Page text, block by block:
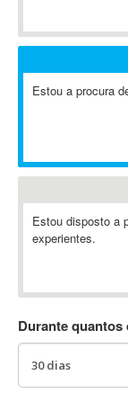
Abaqus
ABIS
Ableton Push
Abstract
Abstract Window
Absynth
AC3
AccountMate
ACDSee
ACID Pro
Estou a procura
Estou disposto a
experientes.
Durante